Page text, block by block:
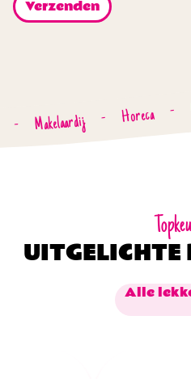
- Makelaardij - Horeca -
Alle